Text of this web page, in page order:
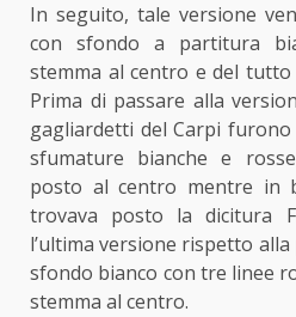
In seguito, tale versione
con sfondo a partitura
stemma al centro e del tutto
Prima di passare alla
gagliardetti del Carpi
sfumature bianche e
posto al centro mentre in
trovava posto la dicitura
l’ultima versione rispetto
sfondo bianco con tre linee
stemma al centro.